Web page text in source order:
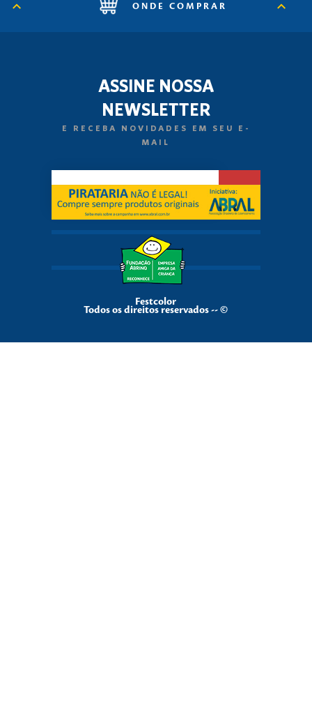
ONDE COMPRAR
ASSINE NOSSA
NEWSLETTER
E RECEBA NOVIDADES EM SEU E-
MAIL
Festcolor
Todos os direitos reservados -- ©